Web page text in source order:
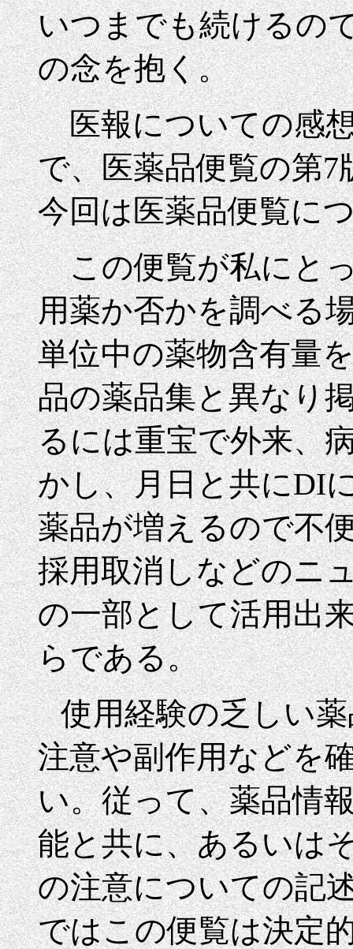
いつまでも続けるの
の念を抱く。
医報についての感
で、医薬品便覧の第
今回は医薬品便覧に
この便覧が私にと
用薬か否かを調べる
単位中の薬物含有量
品の薬品集と異なり
るには重宝で外来、
かし、月日と共にDI
薬品が増えるので不
採用取消しなどのニ
の一部として活用出
らである。
使用経験の乏しい薬
注意や副作用などを
い。従って、薬品情
能と共に、あるいは
の注意についての記
ではこの便覧は決定